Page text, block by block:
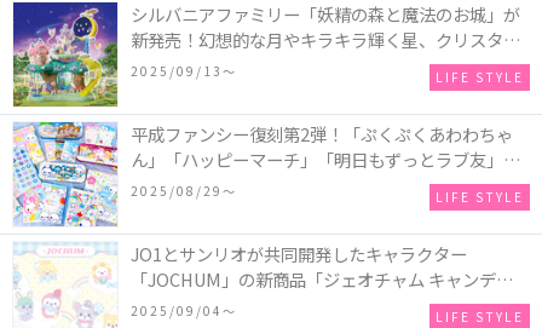
シルバニアファミリー「妖精の森と魔法のお城」が
新発売！幻想的な月やキラキラ輝く星、クリスタル
などの装飾がお城を彩る♡
2025/09/13〜 LIFE STYLE
平成ファンシー復刻第2弾！「ぷくぷくあわわちゃ
ん」「ハッピーマーチ」「明日もずっとラブ友」な
どの「カンペンケース」や「遊べるメモ帳」が発売
2025/08/29〜 LIFE STYLE
JO1とサンリオが共同開発したキャラクター
「JOCHUM」の新商品「ジェオチャム キャンディデ
ザインシリーズ」が発売！一部店舗限定で特別装飾
2025/09/04〜 LIFE STYLE